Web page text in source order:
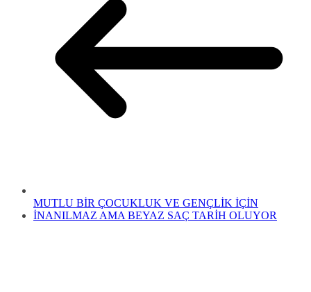
MUTLU BİR ÇOCUKLUK VE GENÇLİK İÇİN
İNANILMAZ AMA BEYAZ SAÇ TARİH OLUYOR